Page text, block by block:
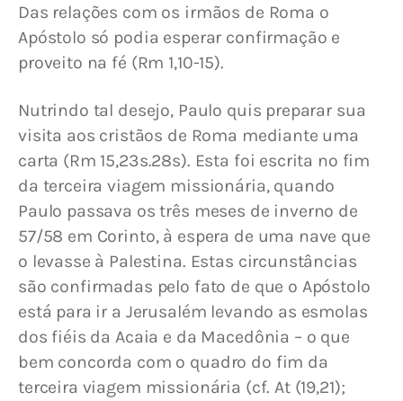
Das relações com os irmãos de Roma o
Apóstolo só podia esperar confirmação e
proveito na fé (Rm 1,10-15).
Nutrindo tal desejo, Paulo quis preparar sua
visita aos cristãos de Roma mediante uma
carta (Rm 15,23s.28s). Esta foi escrita no fim
da terceira viagem missionária, quando
Paulo passava os três meses de inverno de
57/58 em Corinto, à espera de uma nave que
o levasse à Palestina. Estas circunstâncias
são confirmadas pelo fato de que o Apóstolo
está para ir a Jerusalém levando as esmolas
dos fiéis da Acaia e da Macedônia – o que
bem concorda com o quadro do fim da
terceira viagem missionária (cf. At (19,21);